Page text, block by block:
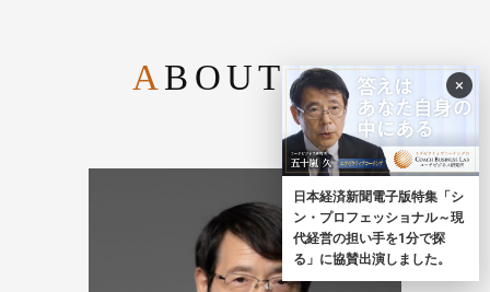
ABOUT US ×
日本経済新聞電子版特集「シ
ン・プロフェッショナル～現
代経営の担い手を1分で探
る」に協賛出演しました。